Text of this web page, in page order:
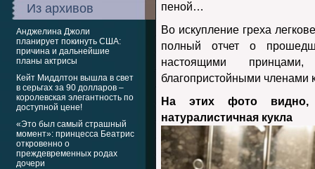
Из архивов
Анджелина Джоли
планирует покинуть США:
причина и дальнейшие
планы актрисы
Кейт Миддлтон вышла в свет
в серьгах за 90 долларов –
королевская элегантность по
доступной цене!
«Это был самый страшный
момент»: принцесса Беатрис
откровенно о
преждевременных родах
дочери
пеной…
Во искупление греха
полный отчет о
настоящими
благопристойными членами
На этих фото
натуралистичная кукла